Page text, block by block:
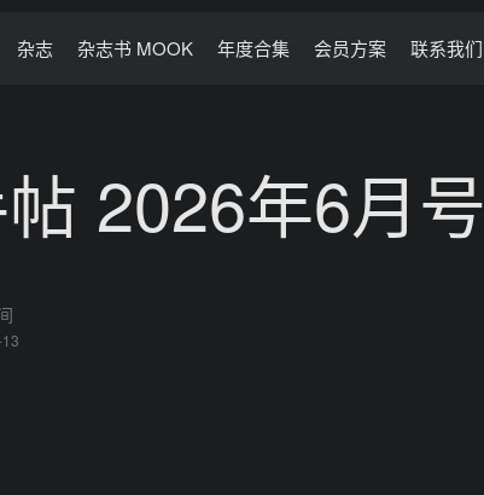
杂志 杂志书 MOOK 年度合集 会员方案 联系我们
2026年6月号